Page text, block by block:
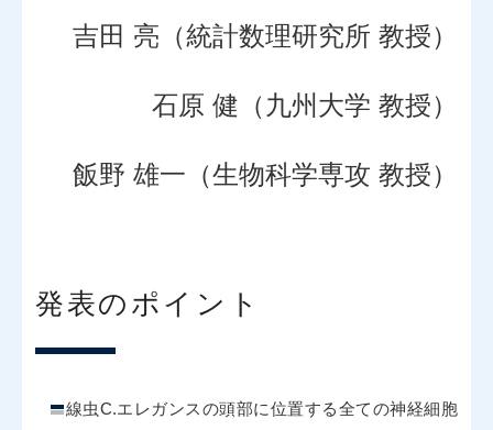
吉田 亮（統計数理研究所 教授）
石原 健（九州大学 教授）
飯野 雄一（生物科学専攻 教授）
発表のポイント
線虫C.エレガンスの頭部に位置する全ての神経細胞